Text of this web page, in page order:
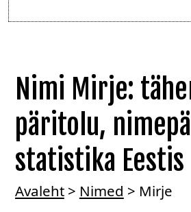
Nimi Mirje:
päritolu,
statistika Eestis
Avaleht> Nimed > Mirje